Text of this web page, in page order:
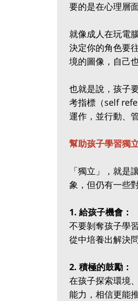
要的是在心理層
就像成人在玩電
決定你的角色要
境的圖像，自己
也就是說，孩子
考指標（self
運作，並行動、
幫助孩子學習獨
「獨立」，就是
象，但仍有一些
1. 給孩子機會：
不要剝奪孩子學
從中培養出解決
2. 積極的鼓勵：
在孩子探索環境
能力，相信更能